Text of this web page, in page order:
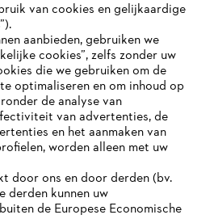
van cookies en gelijkaardige
aanbieden, gebruiken we
cookies”, zelfs zonder uw
die we gebruiken om de
optimaliseren en om inhoud op
de analyse van
van advertenties, de
en het aanmaken van
worden alleen met uw
door ons en door derden (bv.
derden kunnen uw
de Europese Economische